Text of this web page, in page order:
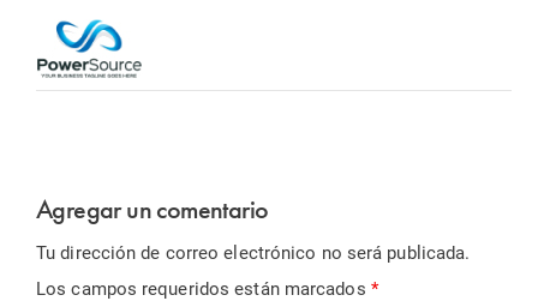
Agregar un comentario
Tu dirección de correo electrónico no será publicada.
Los campos requeridos están marcados *